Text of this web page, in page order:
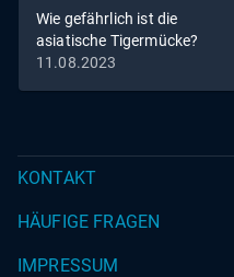
Wie gefährlich ist die
asiatische Tigermücke?
11.08.2023
KONTAKT
HÄUFIGE FRAGEN
IMPRESSUM